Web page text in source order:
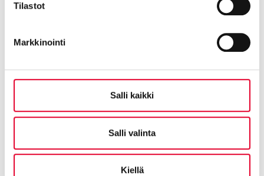
Tilastot
Markkinointi
Salli kaikki
Salli valinta
Kiellä
Mökkikausi pitenee syksyllä, koska lämmöt pysyvät mökissä
ympärivuotisessa käytössä on tiiviin ulko-oven merkitys vielä